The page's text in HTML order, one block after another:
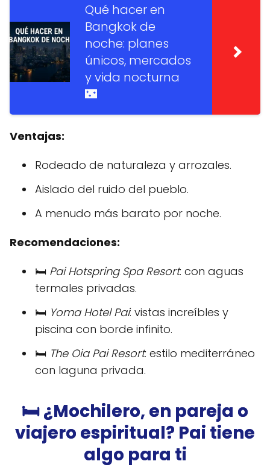
Qué hacer en
Bangkok de
noche: planes
únicos, mercados
y vida nocturna
🌃
Ventajas:
Rodeado de naturaleza y arrozales.
Aislado del ruido del pueblo.
A menudo más barato por noche.
Recomendaciones:
🛏️ Pai Hotspring Spa Resort: con aguas
termales privadas.
🛏️ Yoma Hotel Pai: vistas increíbles y
piscina con borde infinito.
🛏️ The Oia Pai Resort: estilo mediterráneo
con laguna privada.
🛏️ ¿Mochilero, en pareja o
viajero espiritual? Pai tiene
algo para ti